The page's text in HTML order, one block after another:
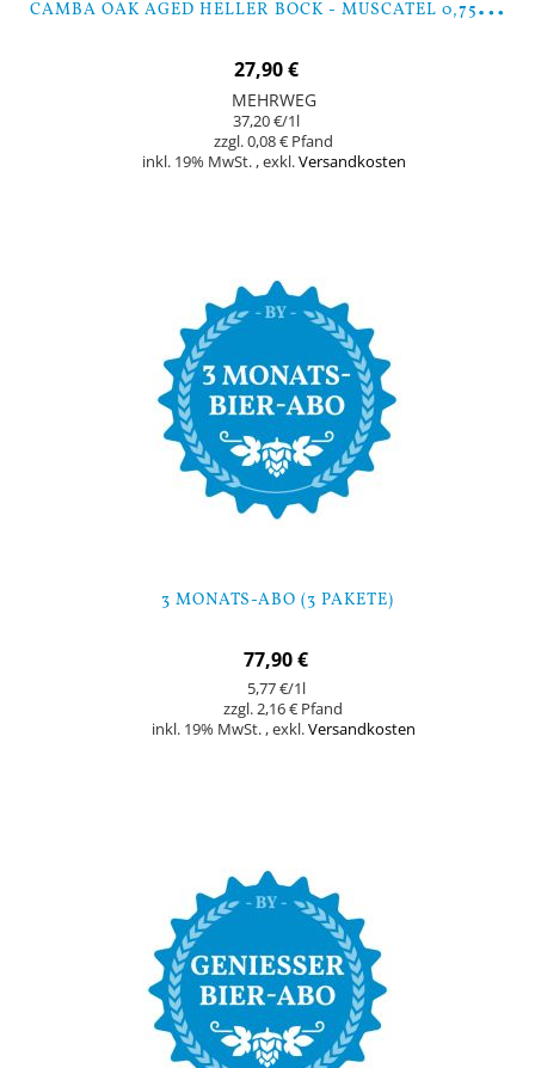
27,90 €
MEHRWEG
37,20 €/1l
0,08 €
inkl. 19% MwSt. ,exkl.Versandkosten
3 MONATS-ABO (3 PAKETE)
77,90 €
5,77 €/1l
2,16 €
inkl. 19% MwSt. ,exkl.Versandkosten